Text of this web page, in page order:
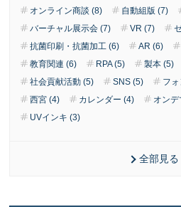
オンライン商談 (8)
自動組版 (7)
バーチャル展示会 (7)
VR (7)
抗菌印刷・抗菌加工 (6)
AR (6)
教育関連 (6)
RPA (5) 製本 (5)
社会貢献活動 (5)
SNS (5) フ
西宮 (4)
カレンダー (4)
オン
UVインキ (3)
全部見る